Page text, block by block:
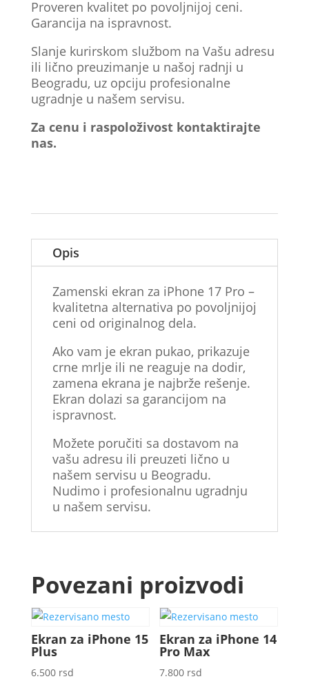
Proveren kvalitet po povoljnijoj ceni.
Garancija na ispravnost.
Slanje kurirskom službom na Vašu adresu
ili lično preuzimanje u našoj radnji u
Beogradu, uz opciju profesionalne
ugradnje u našem servisu.
Za cenu i raspoloživost kontaktirajte
nas.
Opis
Zamenski ekran za iPhone 17 Pro –
kvalitetna alternativa po povoljnijoj
ceni od originalnog dela.
Ako vam je ekran pukao, prikazuje
crne mrlje ili ne reaguje na dodir,
zamena ekrana je najbrže rešenje.
Ekran dolazi sa garancijom na
ispravnost.
Možete poručiti sa dostavom na
vašu adresu ili preuzeti lično u
našem servisu u Beogradu.
Nudimo i profesionalnu ugradnju
u našem servisu.
Povezani proizvodi
Ekran za iPhone 15
Plus
6.500 rsd
Ekran za iPhone 14
Pro Max
7.800 rsd